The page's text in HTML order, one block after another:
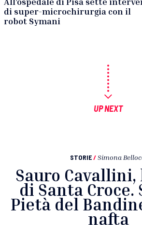
di super-microchirurgia con il
robot Symani
UP NEXT
STORIE / Simona
Sauro Cavallini,
di Santa Croce.
Pietà del
nafta